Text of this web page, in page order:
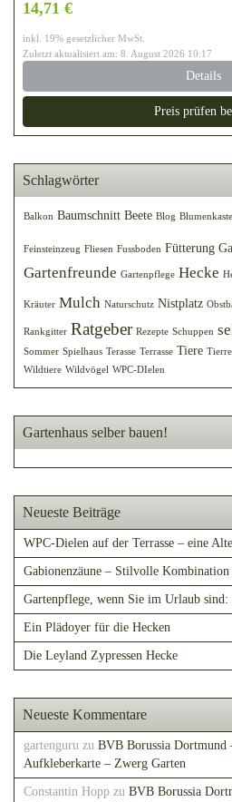
14,71 €
inkl. 19% gesetzlicher MwSt.
Zuletzt aktualisiert am: 8. August 2026 10:17
Details
Preis prüfen
Schlagwörter
Balkon Baumschnitt Beete Blog
Feinsteinzeug Fliesen Fussboden Fütterung
Gartenfreunde Gartenpflege Hecke
Kräuter Mulch Naturschutz Nistplatz
Rankgitter Ratgeber Rezepte Schuppen
Sommer Spielhaus Terasse Terrasse Tiere
Wildtiere Wildvögel WPC-DIelen
Gartenhaus selber bauen!
Neueste Beiträge
WPC-Dielen auf der Terrasse – eine
Gabionenzäune – Stilvolle
Gartenpflege, wenn Sie im Urlaub sind:
Ein Plädoyer für die Hecken
Die Leyland Zypressen Hecke
Neueste Kommentare
gartenguru zu BVB Borussia Dortmund
Aufkleberkarte – Zwerg Garten
Constantin Hopp zu BVB Borussia